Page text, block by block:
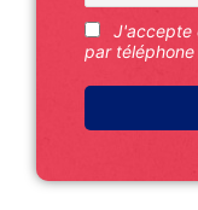
J'accepte
par téléphone